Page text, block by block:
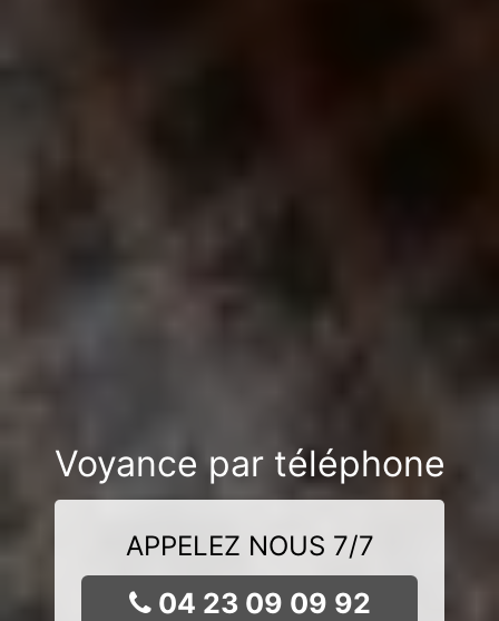
Voyance par téléphone
APPELEZ NOUS 7/7
04 23 09 09 92